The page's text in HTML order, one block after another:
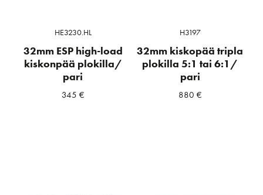
HE3230.HL
32mm ESP high-load
kiskonpää plokilla/
pari
345 €
H3197
32mm kiskopää tripla
plokilla 5:1 tai 6:1/
pari
880 €